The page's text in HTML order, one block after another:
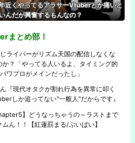
近くやってるアラサーVtuberとか痛いと
んだが興奮するもんなの？
まとめ部！
ライバーがリズム天国の配信しなくな
か？「やってる人いるよ、タイミング的
ワプロがメインだったし」
『現代オタクが割れ行為を異常に叩く
しか追ってない"一般人"だからです』
】どうなっちゃうの～ラストまで
ん！！【紅蓮罰まる/ぶいぱい】